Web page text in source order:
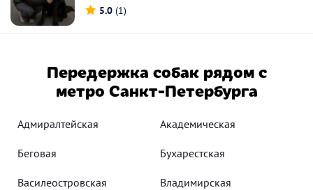
5.0 (1)
Передержка собак рядом с
метро Санкт-Петербурга
Адмиралтейская Академическая
Беговая Бухарестская
Василеостровская Владимирская